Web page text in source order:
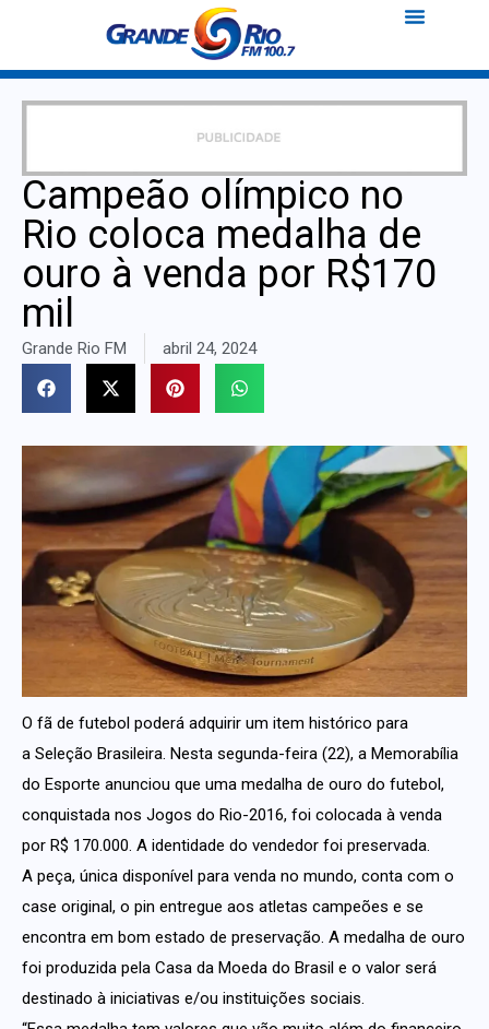
Campeão olímpico no
Rio coloca medalha de
ouro à venda por R$170
mil
Grande Rio FM abril 24, 2024
O fã de futebol poderá adquirir um item histórico para
a Seleção Brasileira. Nesta segunda-feira (22), a Memorabília
do Esporte anunciou que uma medalha de ouro do futebol,
conquistada nos Jogos do Rio-2016, foi colocada à venda
por R$ 170.000. A identidade do vendedor foi preservada.
A peça, única disponível para venda no mundo, conta com o
case original, o pin entregue aos atletas campeões e se
encontra em bom estado de preservação. A medalha de ouro
foi produzida pela Casa da Moeda do Brasil e o valor será
destinado à iniciativas e/ou instituições sociais.